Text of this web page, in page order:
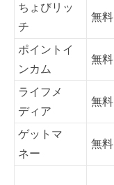
ちょびリッ
チ
無料
ポイントイ
ンカム
無料
ライフメ
ディア
無料
ゲットマ
ネー
無料